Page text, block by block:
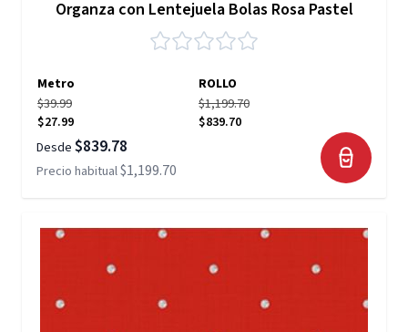
Organza con Lentejuela Bolas Rosa Pastel
Metro
ROLLO
$39.99
$27.99
$1,199.70
$839.70
Desde $839.78
Precio habitual$1,199.70